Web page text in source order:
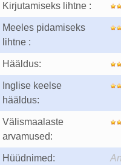
Kirjutamiseks lihtne :
Meeles pidamiseks
lihtne :
Hääldus:
Inglise keelse
hääldus:
Välismaalaste
arvamused:
Hüüdnimed: